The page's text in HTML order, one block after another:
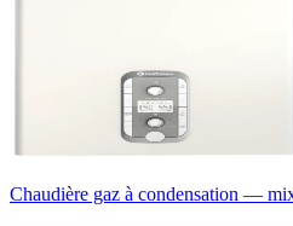
Chaudière gaz à condensation —